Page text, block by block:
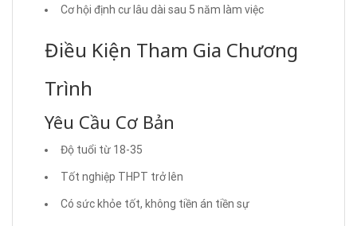
Cơ hội định cư lâu dài sau 5 năm làm việc
Điều Kiện Tham Gia Chương
Trình
Yêu Cầu Cơ Bản
Độ tuổi từ 18-35
Tốt nghiệp THPT trở lên
Có sức khỏe tốt, không tiền án tiền sự